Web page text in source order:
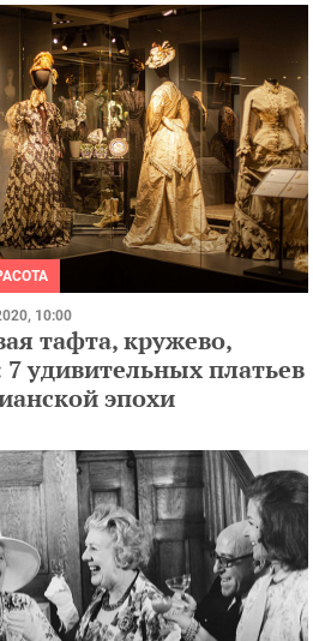
10:00
тафта, кружево,
7 удивительных платьев
эпохи